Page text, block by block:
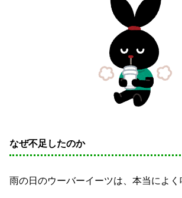
なぜ不足したのか
雨の日のウーバーイーツは、本当によく